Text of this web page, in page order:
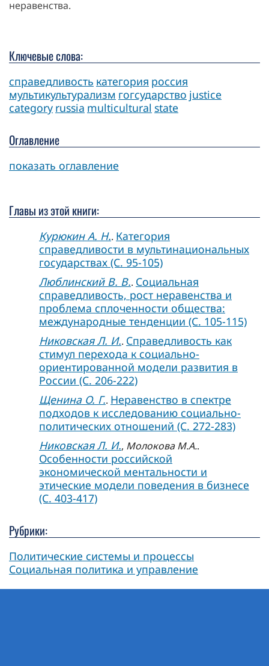
неравенства.
Ключевые слова:
справедливость категория россия
мультикультурализм гогсударство justice
category russia multicultural state
Оглавление
показать оглавление
Главы из этой книги:
Курюкин А. Н.. Категория
справедливости в мультинациональных
государствах (C. 95-105)
Люблинский В. В.. Социальная
справедливость, рост неравенства и
проблема сплоченности общества:
международные тенденции (C. 105-115)
Никовская Л. И.. Справедливость как
стимул перехода к социально-
ориентированной модели развития в
России (C. 206-222)
Щенина О. Г.. Неравенство в спектре
подходов к исследованию социально-
политических отношений (C. 272-283)
Никовская Л. И., Молокова М.А..
Особенности российской
экономической ментальности и
этические модели поведения в бизнесе
(C. 403-417)
Рубрики:
Политические системы и процессы
Социальная политика и управление